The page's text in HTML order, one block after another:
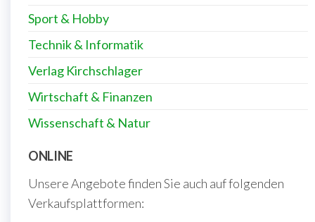
Sport & Hobby
Technik & Informatik
Verlag Kirchschlager
Wirtschaft & Finanzen
Wissenschaft & Natur
ONLINE
Unsere Angebote finden Sie auch auf folgenden
Verkaufsplattformen: